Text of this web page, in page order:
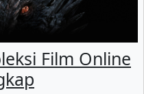
Film Online